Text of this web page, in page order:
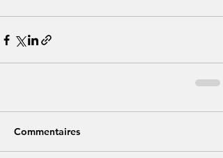
Commentaires